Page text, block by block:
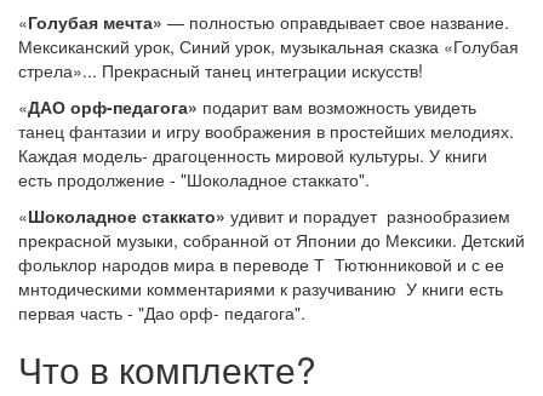
«Голубая мечта» — полностью оправдывает свое название.
Мексиканский урок, Синий урок, музыкальная сказка «Голубая
стрела»... Прекрасный танец интеграции искусств!
«ДАО орф-педагога» подарит вам возможность увидеть
танец фантазии и игру воображения в простейших мелодиях.
Каждая модель- драгоценность мировой культуры. У книги
есть продолжение - "Шоколадное стаккато".
«Шоколадное стаккато» удивит и порадует разнообразием
прекрасной музыки, собранной от Японии до Мексики. Детский
фольклор народов мира в переводе Т Тютюнниковой и с ее
мнтодическими комментариями к разучиванию У книги есть
первая часть - "Дао орф- педагога".
Что в комплекте?